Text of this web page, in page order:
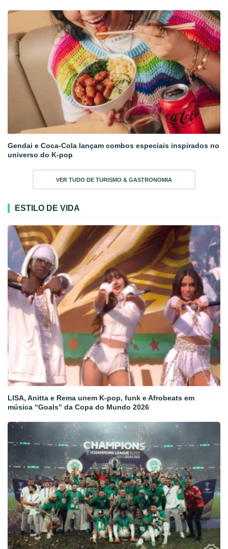
Gendai e Coca-Cola lançam combos especiais inspirados no
universo do K-pop
VER TUDO DE TURISMO & GASTRONOMIA
ESTILO DE VIDA
LISA, Anitta e Rema unem K-pop, funk e Afrobeats em
música “Goals” da Copa do Mundo 2026